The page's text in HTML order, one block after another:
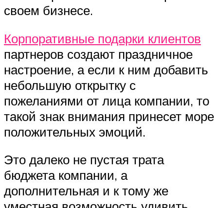
своем бизнесе.
Корпоративные подарки клиентов
партнеров создают праздничное
настроение, а если к ним добавить
небольшую открытку с
пожеланиями от лица компании, то
такой знак внимания принесет море
положительных эмоций.
Это далеко не пустая трата
бюджета компании, а
дополнительная и к тому же